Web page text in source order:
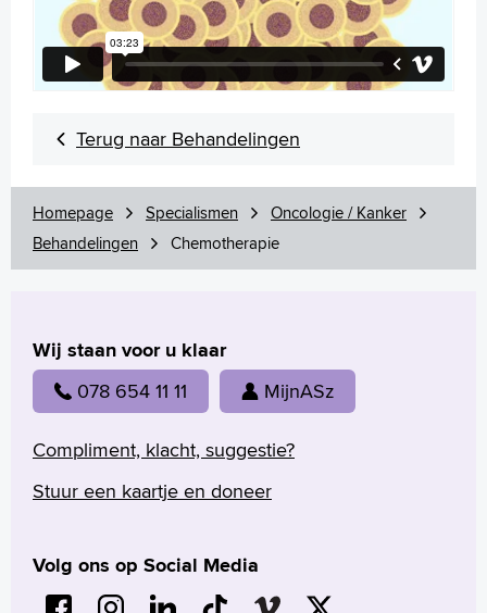
Terug naar Behandelingen
Homepage Specialismen
Oncologie / Kanker
Behandelingen
Chemotherapie
Wij staan voor u klaar
078 654 11 11 MijnASz
Compliment, klacht, suggestie?
Stuur een kaartje en doneer
Volg ons op Social Media